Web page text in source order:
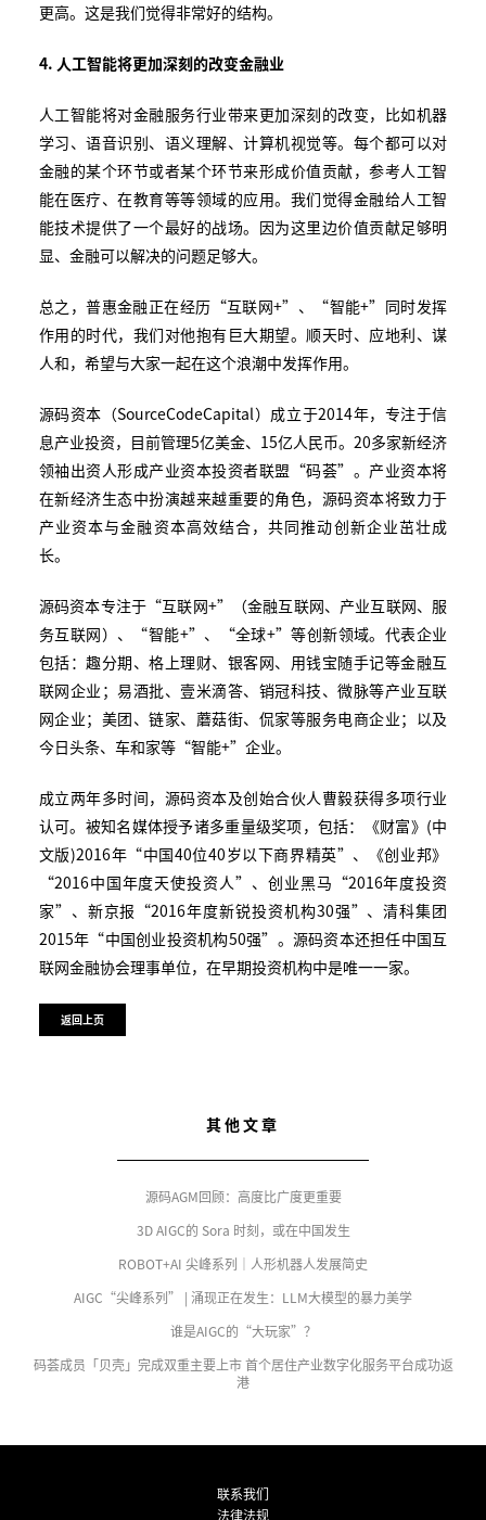
更高。这是我们觉得非常好的结构。
4. 人工智能将更加深刻的改变金融业
人工智能将对金融服务行业带来更加深刻的改变，比如机器
学习、语音识别、语义理解、计算机视觉等。每个都可以对
金融的某个环节或者某个环节来形成价值贡献，参考人工智
能在医疗、在教育等等领域的应用。我们觉得金融给人工智
能技术提供了一个最好的战场。因为这里边价值贡献足够明
显、金融可以解决的问题足够大。
总之，普惠金融正在经历“互联网+”、“智能+”同时发挥
作用的时代，我们对他抱有巨大期望。顺天时、应地利、谋
人和，希望与大家一起在这个浪潮中发挥作用。
源码资本（SourceCodeCapital）成立于2014年，专注于信
息产业投资，目前管理5亿美金、15亿人民币。20多家新经济
领袖出资人形成产业资本投资者联盟“码荟”。产业资本将
在新经济生态中扮演越来越重要的角色，源码资本将致力于
产业资本与金融资本高效结合，共同推动创新企业茁壮成
长。
源码资本专注于“互联网+”（金融互联网、产业互联网、服
务互联网）、“智能+”、“全球+”等创新领域。代表企业
包括：趣分期、格上理财、银客网、用钱宝随手记等金融互
联网企业；易酒批、壹米滴答、销冠科技、微脉等产业互联
网企业；美团、链家、蘑菇街、侃家等服务电商企业；以及
今日头条、车和家等“智能+”企业。
成立两年多时间，源码资本及创始合伙人曹毅获得多项行业
认可。被知名媒体授予诸多重量级奖项，包括：《财富》(中
文版)2016年“中国40位40岁以下商界精英”、《创业邦》
“2016中国年度天使投资人”、创业黑马“2016年度投资
家”、新京报“2016年度新锐投资机构30强”、清科集团
2015年“中国创业投资机构50强”。源码资本还担任中国互
联网金融协会理事单位，在早期投资机构中是唯一一家。
返回上页
其他文章
源码AGM回顾：高度比广度更重要
3D AIGC的 Sora 时刻，或在中国发生
ROBOT+AI 尖峰系列｜人形机器人发展简史
AIGC“尖峰系列” | 涌现正在发生：LLM大模型的暴力美学
谁是AIGC的“大玩家”？
码荟成员「贝壳」完成双重主要上市 首个居住产业数字化服务平台成功返
港
联系我们
法律法规